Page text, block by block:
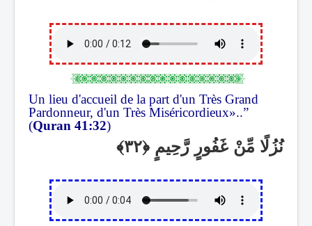
Un lieu d'accueil de la part d'un Très Grand
Pardonneur, d'un Très Miséricordieux»..”
(Quran 41:32)
نُزُلًا مِّنْ غَفُورٍ رَّحِيمٍ